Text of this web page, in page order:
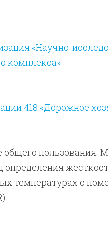
«Научно-
комплекса»
418 «Дорожное
пользования.
температурах с